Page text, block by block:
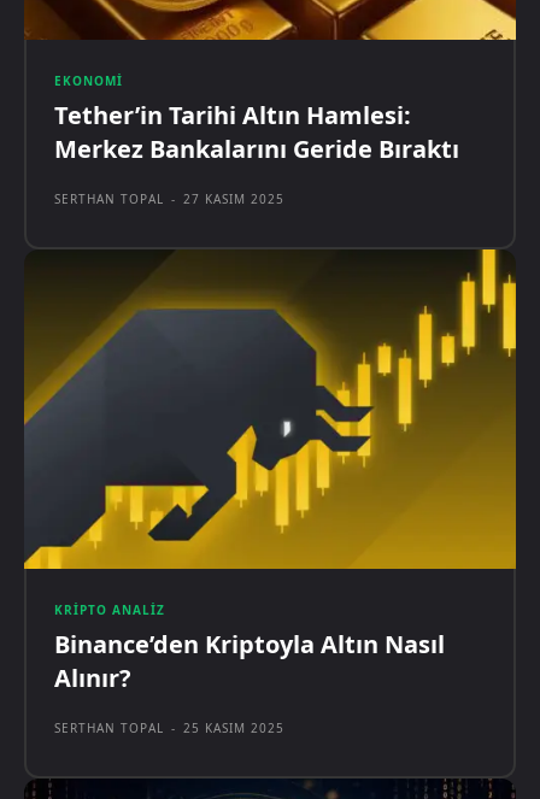
EKONOMI
Tether’in Tarihi Altın Hamlesi:
Merkez Bankalarını Geride Bıraktı
SERTHAN TOPAL - 27 KASIM 2025
KRIPTO ANALIZ
Binance’den Kriptoyla Altın Nasıl
Alınır?
SERTHAN TOPAL - 25 KASIM 2025